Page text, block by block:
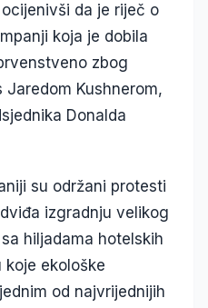
da je riječ o
koja je dobila
zbog
Kushnerom,
Donalda
su održani protesti
izgradnju velikog
hiljadama hotelskih
ekološke
od najvrijednijih